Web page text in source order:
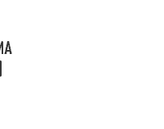
через социальную
нужно нажать